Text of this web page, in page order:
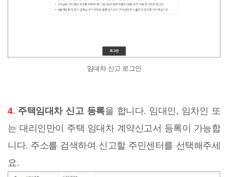
임대차 신고 로그인
4. 주택임대차 신고 등록을 합니다. 임대인, 임차인 또
는 대리인만이 주택 임대차 계약신고서 등록이 가능합
니다. 주소를 검색하여 신고할 주민센터를 선택해주세
요.